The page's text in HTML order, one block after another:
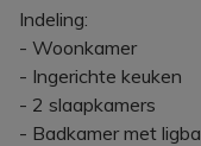
Indeling:
- Woonkamer
- Ingerichte keuken
- 2 slaapkamers
- Badkamer met